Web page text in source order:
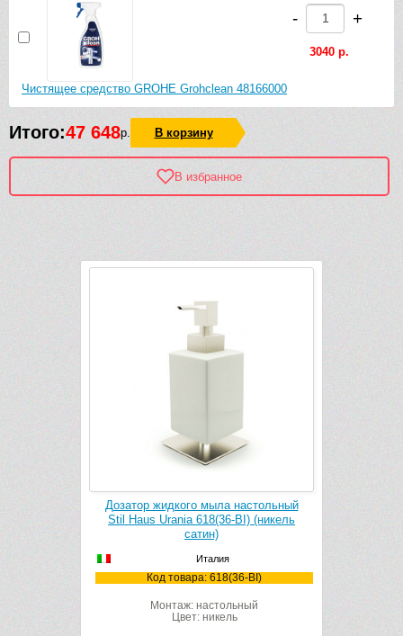
Чистящее средство GROHE Grohclean 48166000
- +
3040 р.
Итого:47 648р. В корзину
В избранное
Дозатор жидкого мыла настольный
Stil Haus Urania 618(36-BI) (никель
сатин)
Италия
Код товара: 618(36-BI)
Монтаж: настольный
Цвет: никель